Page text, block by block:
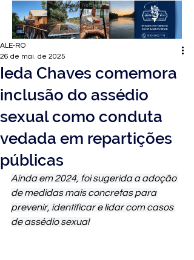
Ieda Chaves comemora
inclusão do assédio
sexual como conduta
vedada em repartições
públicas
ALE-RO
26 de mai. de 2025
Ainda em 2024, foi sugerida a adoção
de medidas mais concretas para
prevenir, identificar e lidar com casos
de assédio sexual